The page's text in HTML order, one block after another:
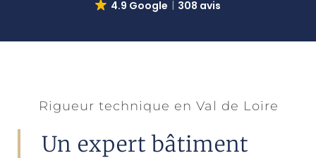
4.9 Google 308 avis
Rigueur technique en Val de Loire
Un expert bâtiment